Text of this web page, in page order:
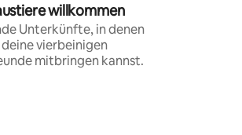
willkommen
Unterkünfte, in denen
vierbeinigen
mitbringen kannst.